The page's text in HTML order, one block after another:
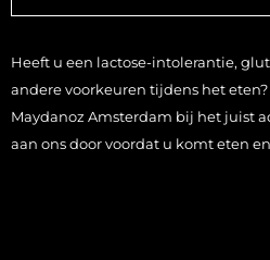
Heeft u een lactose-intolerantie,
andere voorkeuren tijdens het
Maydanoz Amsterdam bij het juist
aan ons door voordat u komt eten